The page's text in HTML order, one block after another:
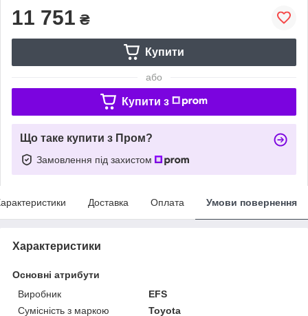
11 751 ₴
Купити
або
Купити з
Що таке купити з Пром?
Замовлення під захистом
Доставка Оплата Умови повернення
Характеристики
Основні атрибути
Виробник
EFS
Сумісність з маркою
Toyota